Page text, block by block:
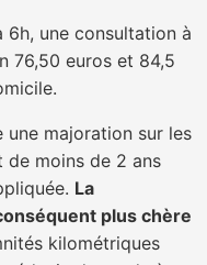
6h, une consultation à
76,50 euros et 84,5
majoration sur les
moins de 2 ans
La
plus chère
kilométriques